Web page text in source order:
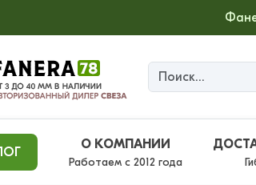
О КОМПАНИИ
Работаем с 2012 года